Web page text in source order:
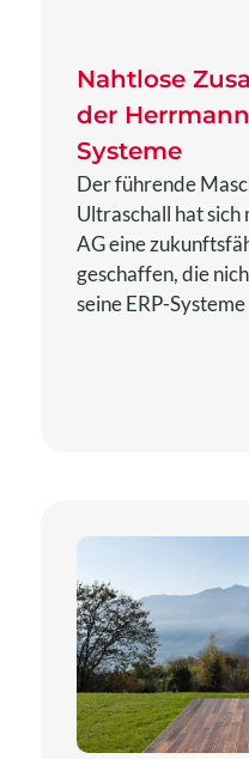
Nahtlose
der
Systeme
Der führende
Ultraschall hat sich
AG eine
geschaffen, die
seine ERP-